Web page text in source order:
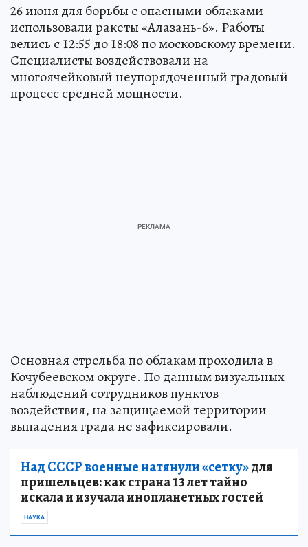
26 июня для борьбы с опасными облаками
использовали ракеты «Алазань-6». Работы
велись с 12:55 до 18:08 по московскому времени.
Специалисты воздействовали на
многоячейковый неупорядоченный градовый
процесс средней мощности.
Основная стрельба по облакам проходила в
Кочубеевском округе. По данным визуальных
наблюдений сотрудников пунктов
воздействия, на защищаемой территории
выпадения града не зафиксировали.
Над СССР военные натянули «сетку»для
пришельцев: как страна 13 лет тайно
искала и изучала инопланетных гостей
НАУКА